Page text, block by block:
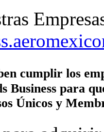
cumplir los
Business para
Únicos y